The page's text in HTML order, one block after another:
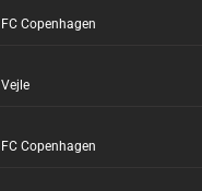
FC Copenhagen
Vejle
FC Copenhagen